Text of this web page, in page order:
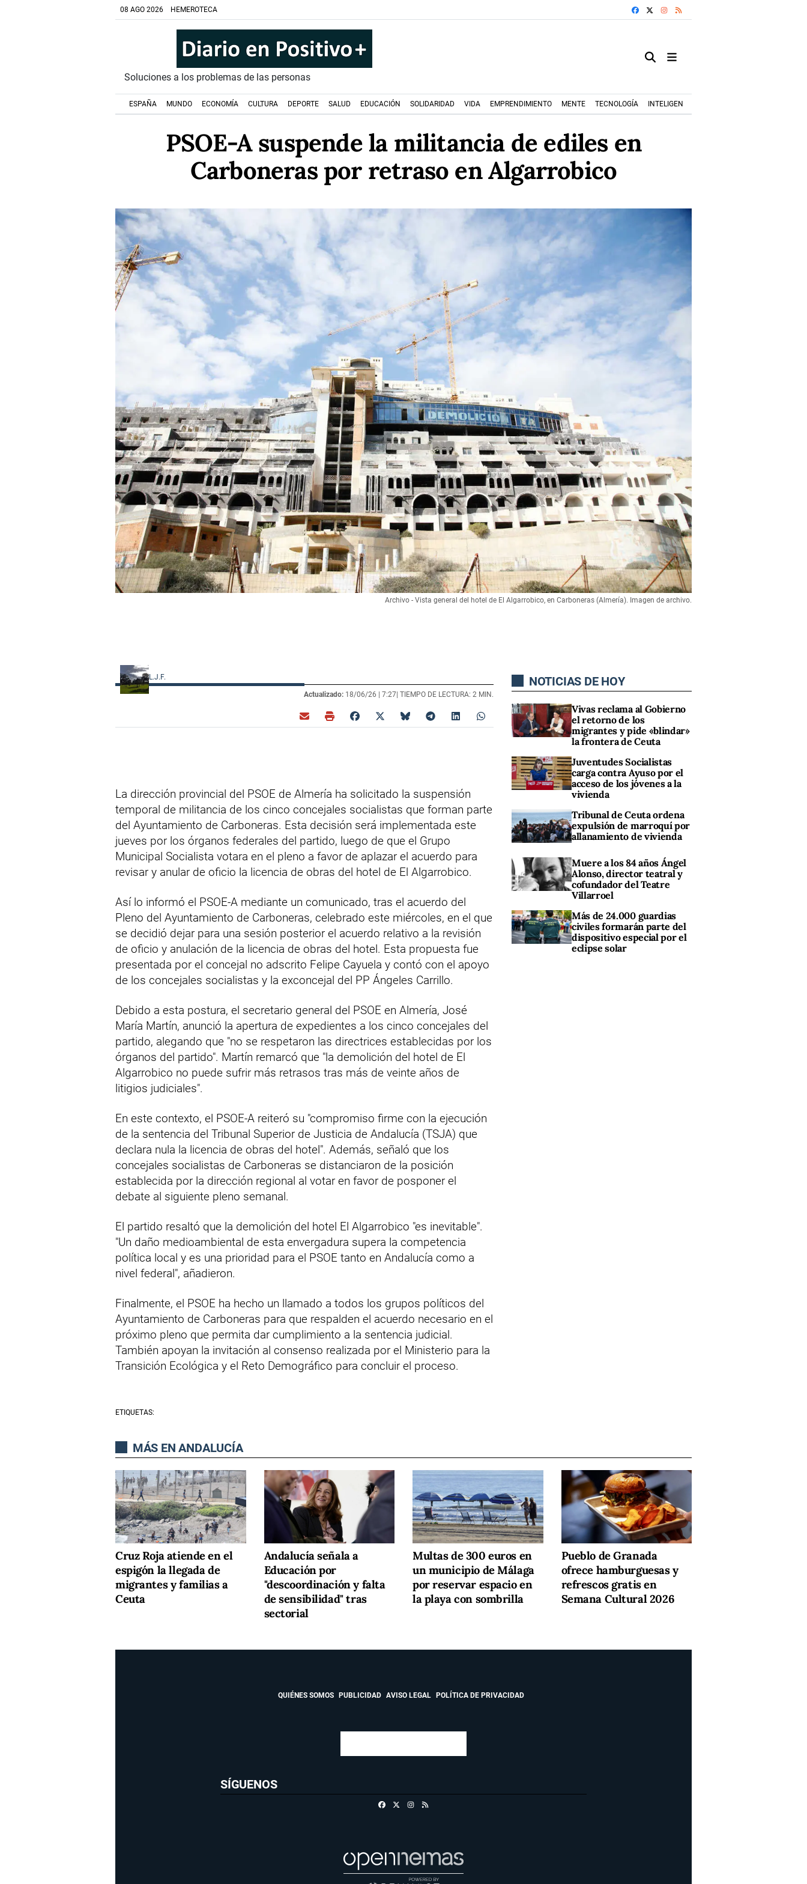
08 AGO 2026 HEMEROTECA FACEBOOKINSTAGRAM
Soluciones a los problemas de las personas
ESPAÑA MUNDO ECONOMÍA CULTURA DEPORTE SALUD EDUCACIÓN SOLIDARIDAD VIDA EMPRENDIMIENTO MENTE TECNOLOGÍA INTELIGENCIA ARTIFICIAL
PSOE-A suspende la militancia de ediles en
Carboneras por retraso en Algarrobico
Archivo - Vista general del hotel de El Algarrobico, en Carboneras (Almería). Imagen de archivo.
L.J.F.
Actualizado: 18/06/26 | 7:27| TIEMPO DE LECTURA: 2 MIN.
La dirección provincial del PSOE de Almería ha solicitado la suspensión
temporal de militancia de los cinco concejales socialistas que forman parte
del Ayuntamiento de Carboneras. Esta decisión será implementada este
jueves por los órganos federales del partido, luego de que el Grupo
Municipal Socialista votara en el pleno a favor de aplazar el acuerdo para
revisar y anular de oficio la licencia de obras del hotel de El Algarrobico.
Así lo informó el PSOE-A mediante un comunicado, tras el acuerdo del
Pleno del Ayuntamiento de Carboneras, celebrado este miércoles, en el que
se decidió dejar para una sesión posterior el acuerdo relativo a la revisión
de oficio y anulación de la licencia de obras del hotel. Esta propuesta fue
presentada por el concejal no adscrito Felipe Cayuela y contó con el apoyo
de los concejales socialistas y la exconcejal del PP Ángeles Carrillo.
Debido a esta postura, el secretario general del PSOE en Almería, José
María Martín, anunció la apertura de expedientes a los cinco concejales del
partido, alegando que "no se respetaron las directrices establecidas por los
órganos del partido". Martín remarcó que "la demolición del hotel de El
Algarrobico no puede sufrir más retrasos tras más de veinte años de
litigios judiciales".
En este contexto, el PSOE-A reiteró su "compromiso firme con la ejecución
de la sentencia del Tribunal Superior de Justicia de Andalucía (TSJA) que
declara nula la licencia de obras del hotel". Además, señaló que los
concejales socialistas de Carboneras se distanciaron de la posición
establecida por la dirección regional al votar en favor de posponer el
debate al siguiente pleno semanal.
El partido resaltó que la demolición del hotel El Algarrobico "es inevitable".
"Un daño medioambiental de esta envergadura supera la competencia
política local y es una prioridad para el PSOE tanto en Andalucía como a
nivel federal", añadieron.
Finalmente, el PSOE ha hecho un llamado a todos los grupos políticos del
Ayuntamiento de Carboneras para que respalden el acuerdo necesario en el
próximo pleno que permita dar cumplimiento a la sentencia judicial.
También apoyan la invitación al consenso realizada por el Ministerio para la
Transición Ecológica y el Reto Demográfico para concluir el proceso.
ETIQUETAS:
NOTICIAS DE HOY
Vivas reclama al Gobierno
el retorno de los
migrantes y pide «blindar»
la frontera de Ceuta
Juventudes Socialistas
carga contra Ayuso por el
acceso de los jóvenes a la
vivienda
Tribunal de Ceuta ordena
expulsión de marroquí por
allanamiento de vivienda
Muere a los 84 años Ángel
Alonso, director teatral y
cofundador del Teatre
Villarroel
Más de 24.000 guardias
civiles formarán parte del
dispositivo especial por el
eclipse solar
MÁS EN ANDALUCÍA
Cruz Roja atiende en el
espigón la llegada de
migrantes y familias a
Ceuta
Andalucía señala a
Educación por
"descoordinación y falta
de sensibilidad" tras
sectorial
Multas de 300 euros en
un municipio de Málaga
por reservar espacio en
la playa con sombrilla
Pueblo de Granada
ofrece hamburguesas y
refrescos gratis en
Semana Cultural 2026
QUIÉNES SOMOS PUBLICIDAD AVISO LEGAL POLÍTICA DE PRIVACIDAD
SÍGUENOS
FacebookInstagram